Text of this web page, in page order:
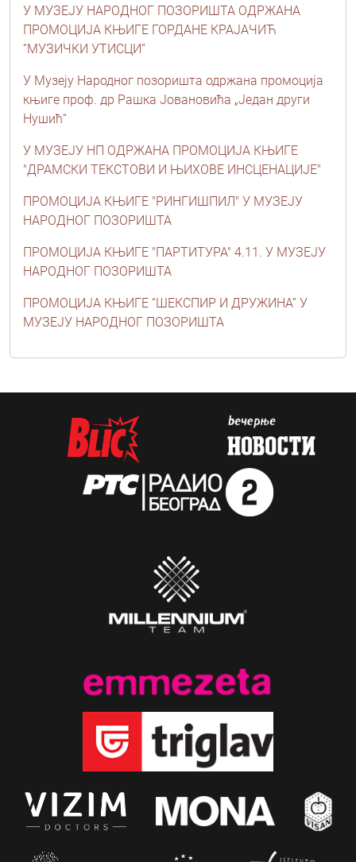
У МУЗЕЈУ НАРОДНОГ ПОЗОРИШТА ОДРЖАНА
ПРОМОЦИЈА КЊИГЕ ГОРДАНЕ КРАЈАЧИЋ
“МУЗИЧКИ УТИСЦИ”
У Музеју Народног позоришта одржана промоција
књиге проф. др Рашка Јовановића „Један други
Нушић“
У МУЗЕЈУ НП ОДРЖАНА ПРОМОЦИЈА КЊИГЕ
"ДРАМСКИ ТЕКСТОВИ И ЊИХОВЕ ИНСЦЕНАЦИЈЕ"
ПРОМОЦИЈА КЊИГЕ "РИНГИШПИЛ" У МУЗЕЈУ
НАРОДНОГ ПОЗОРИШТА
ПРОМОЦИЈА КЊИГЕ "ПАРТИТУРА" 4.11. У МУЗЕЈУ
НАРОДНОГ ПОЗОРИШТА
ПРОМОЦИЈА КЊИГЕ “ШЕКСПИР И ДРУЖИНА” У
МУЗЕЈУ НАРОДНОГ ПОЗОРИШТА